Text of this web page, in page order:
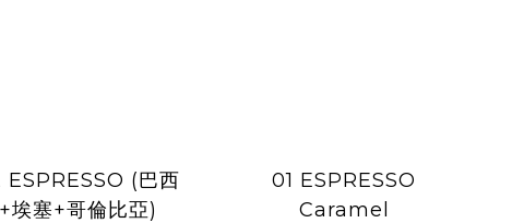
ESPRESSO (巴西
+埃塞+哥倫比亞)
01 ESPRESSO
Caramel